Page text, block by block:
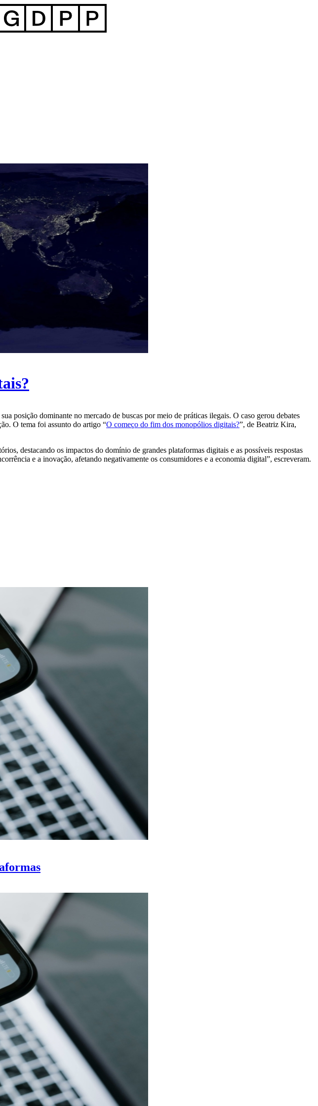
posição dominante no mercado de buscas por meio de práticas ilegais. O caso gerou debates
O tema foi assunto do artigo “O começo do fim dos monopólios digitais?”, de Beatriz Kira,
destacando os impactos do domínio de grandes plataformas digitais e as possíveis respostas
e a inovação, afetando negativamente os consumidores e a economia digital”, escreveram.